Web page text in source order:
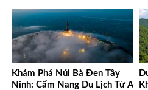
Khám Phá Núi Bà Đen Tây
Ninh: Cẩm Nang Du Lịch Từ A